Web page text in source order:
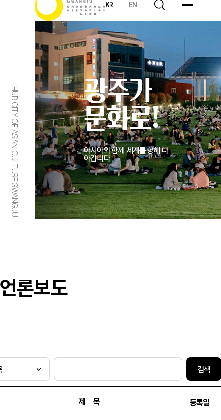
KR EN
HUB CITY OF ASIAN CULTURE GWANGJU
광주가
문화로!
아시아와 함께 세계를 향해 나
아갑니다
언론보도
제 목 등록일
검색